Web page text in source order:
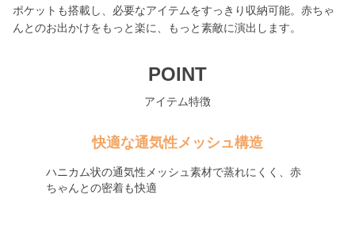
ポケットも搭載し、必要なアイテムをすっきり収納可能。赤ちゃ
んとのお出かけをもっと楽に、もっと素敵に演出します。
POINT
アイテム特徴
快適な通気性メッシュ構造
ハニカム状の通気性メッシュ素材で蒸れにくく、赤
ちゃんとの密着も快適